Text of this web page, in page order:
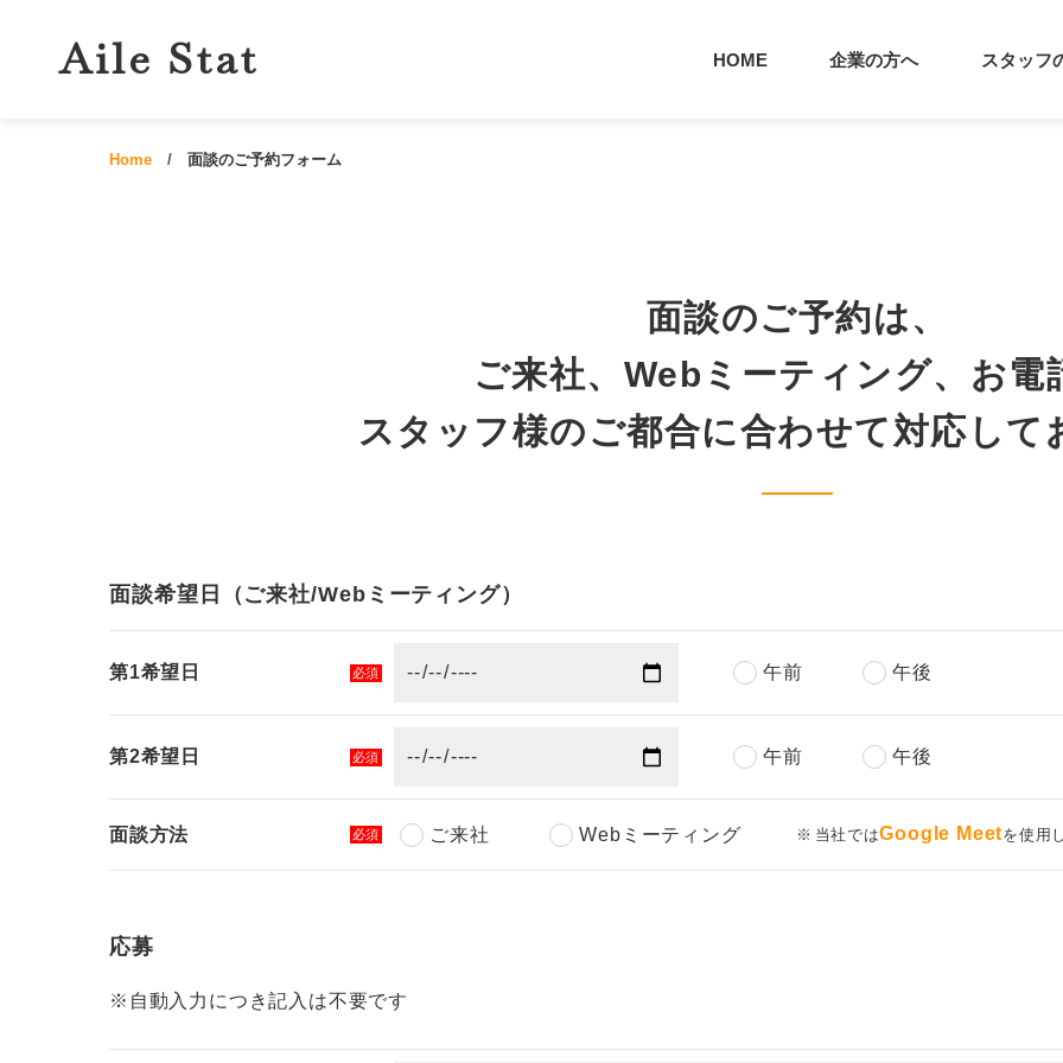
Aile Stat HOME 企業の方へ スタッフ
Home 面談のご予約フォーム
面談のご予約は、
ご来社、Webミーティング、お電
スタッフ様のご都合に合わせて対応して
面談希望日（ご来社/Webミーティング）
第1希望日 必須 午前 午後
第2希望日 必須 午前 午後
面談方法 必須 ご来社 Webミーティング 当社ではGoogle Meetを使用
応募
※自動入力につき記入は不要です